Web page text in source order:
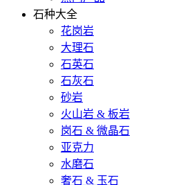
石种大全
花岗岩
大理石
石英石
石灰石
砂岩
火山岩 & 板岩
岗石 & 微晶石
亚克力
水磨石
奢石 & 玉石